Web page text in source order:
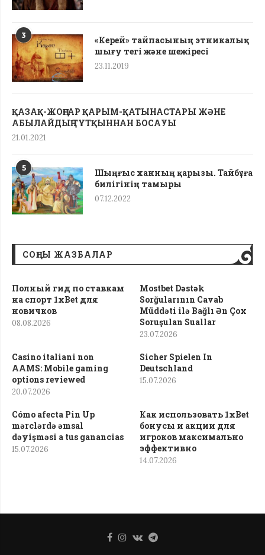
3
«Керей» тайпасының этникалық
шығу тегі жəне шежіресі
23.11.2019
ҚАЗАҚ-ЖОҢҒАР ҚАРЫМ-ҚАТЫНАСТАРЫ ЖӘНЕ
АБЫЛАЙДЫҢ ТҰТҚЫННАН БОСАУЫ
21.01.2021
5
Шыңғыс ханның қарызы. Тайбұға
билігінің тамыры
07.12.2022
СОҢҒЫ ЖАЗБАЛАР
Полный гид по ставкам
на спорт 1xBet для
новичков
08.08.2026
Mostbet Dəstək
Sorğularının Cavab
Müddəti ilə Bağlı Ən Çox
Soruşulan Suallar
23.07.2026
Casino italiani non
AAMS: Mobile gaming
options reviewed
20.07.2026
Sicher Spielen In
Deutschland
15.07.2026
Cómo afecta Pin Up
mərclərdə əmsal
dəyişməsi a tus ganancias
15.07.2026
Как использовать 1xBet
бонусы и акции для
игроков максимально
эффективно
14.07.2026